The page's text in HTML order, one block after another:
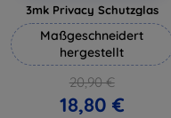
3mk Privacy Schutzglas
Maßgeschneidert
hergestellt
20,90 €
18,80 €